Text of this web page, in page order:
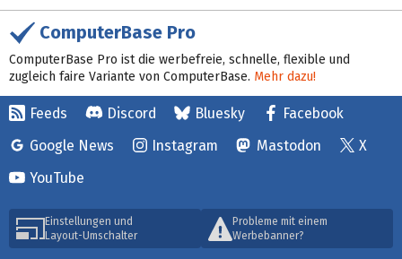
ComputerBase Pro
ComputerBase Pro ist die werbefreie, schnelle, flexible und
zugleich faire Variante von ComputerBase. Mehr dazu!
Feeds Discord Bluesky
Facebook
Google News
Instagram Mastodon
X
YouTube
Einstellungen und
Layout-Umschalter
Probleme mit einem
Werbebanner?